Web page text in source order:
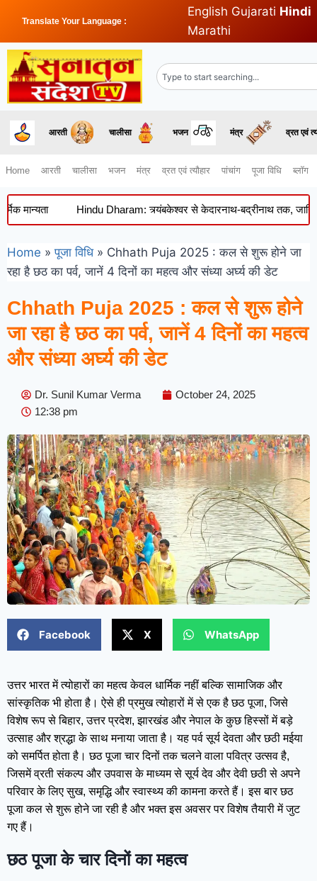
Translate Your Language :
English Gujarati Hindi
Marathi
आरती चालीसा भजन मंत्र व्रत एवं
Home आरती चालीसा भजन मंत्र व्रत एवं त्यौहार पांचांग पूजा विधि ब्लॉग
Hindu Dharam: त्र्यंबकेश्वर से केदारनाथ-बद्रीनाथ तक, जानिए इन
Home » पूजा विधि » Chhath Puja 2025 : कल से शुरू होने जा
रहा है छठ का पर्व, जानें 4 दिनों का महत्व और संध्या अर्घ्य की डेट
Chhath Puja 2025 : कल से शुरू होने
जा रहा है छठ का पर्व, जानें 4 दिनों का महत्व
और संध्या अर्घ्य की डेट
Dr. Sunil Kumar Verma
October 24, 2025
12:38 pm
Facebook X WhatsApp
उत्तर भारत में त्योहारों का महत्व केवल धार्मिक नहीं बल्कि सामाजिक और
सांस्कृतिक भी होता है। ऐसे ही प्रमुख त्योहारों में से एक है छठ पूजा, जिसे
विशेष रूप से बिहार, उत्तर प्रदेश, झारखंड और नेपाल के कुछ हिस्सों में बड़े
उत्साह और श्रद्धा के साथ मनाया जाता है। यह पर्व सूर्य देवता और छठी मईया
को समर्पित होता है। छठ पूजा चार दिनों तक चलने वाला पवित्र उत्सव है,
जिसमें व्रती संकल्प और उपवास के माध्यम से सूर्य देव और देवी छठी से अपने
परिवार के लिए सुख, समृद्धि और स्वास्थ्य की कामना करते हैं। इस बार छठ
पूजा कल से शुरू होने जा रही है और भक्त इस अवसर पर विशेष तैयारी में जुट
गए हैं।
छठ पूजा के चार दिनों का महत्व